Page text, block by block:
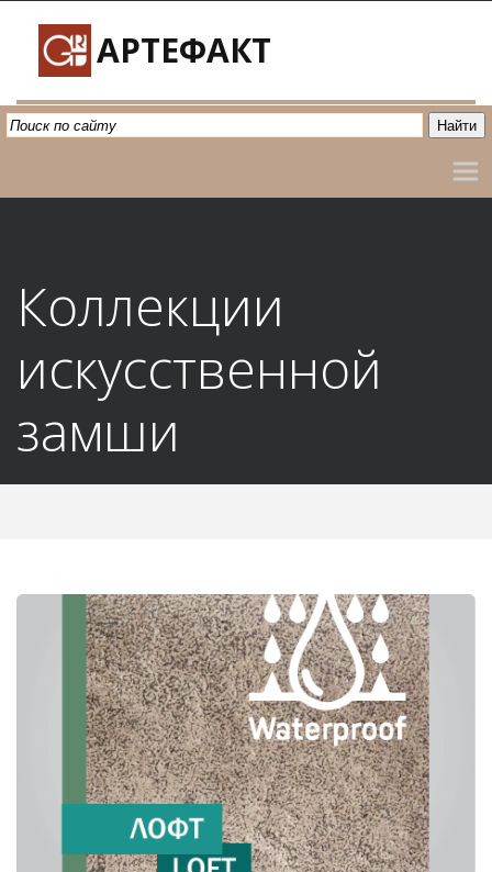
АРТЕФАКТ
Коллекции
искусственной
замши